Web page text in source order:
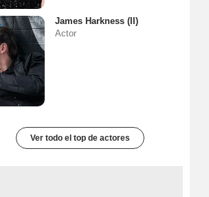
James Harkness (II)
Actor
Ver todo el top de actores